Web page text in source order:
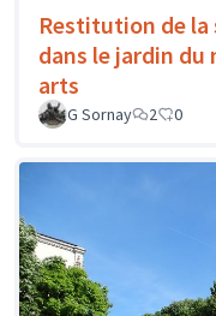
Restitution de
dans le jardin du
arts
G Sornay 2 0